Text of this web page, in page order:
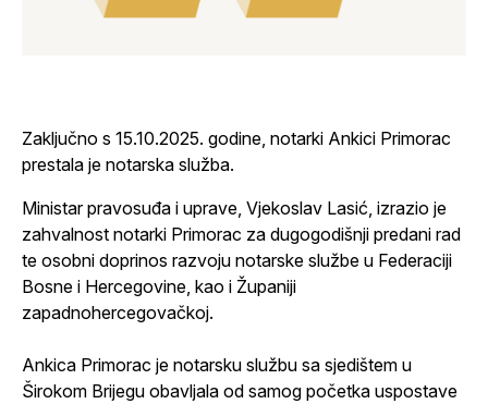
Zaključno s 15.10.2025. godine, notarki Ankici Primorac
prestala je notarska služba.
Ministar pravosuđa i uprave, Vjekoslav Lasić, izrazio je
zahvalnost notarki Primorac za dugogodišnji predani rad
te osobni doprinos razvoju notarske službe u Federaciji
Bosne i Hercegovine, kao i Županiji
zapadnohercegovačkoj.
Ankica Primorac je notarsku službu sa sjedištem u
Širokom Brijegu obavljala od samog početka uspostave